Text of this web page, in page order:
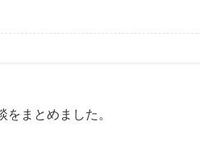
まとめました。